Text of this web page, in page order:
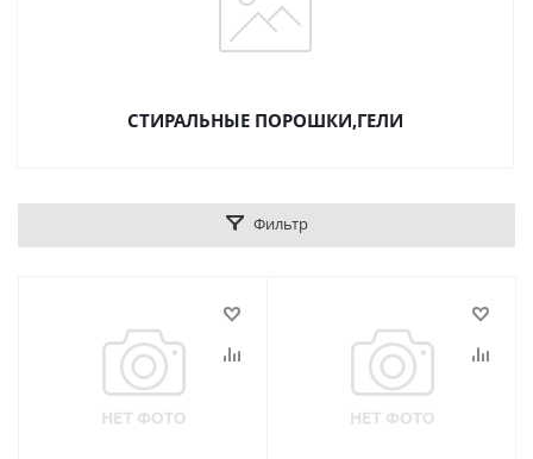
СТИРАЛЬНЫЕ ПОРОШКИ,ГЕЛИ
Фильтр